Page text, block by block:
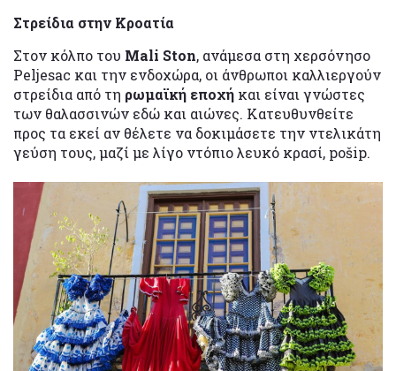
Στρείδια στην Κροατία
Στον κόλπο του Mali Ston, ανάμεσα στη χερσόνησο
Peljesac και την ενδοχώρα, οι άνθρωποι καλλιεργούν
στρείδια από τη ρωμαϊκή εποχή και είναι γνώστες
των θαλασσινών εδώ και αιώνες. Κατευθυνθείτε
προς τα εκεί αν θέλετε να δοκιμάσετε την ντελικάτη
γεύση τους, μαζί με λίγο ντόπιο λευκό κρασί, pošip.